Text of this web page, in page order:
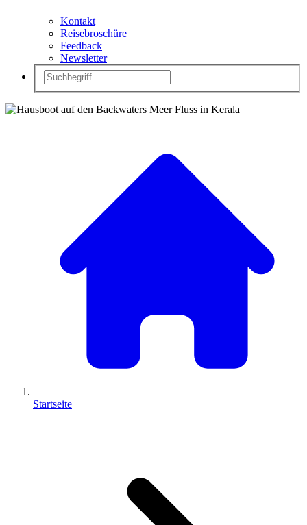
Kontakt
Reisebroschüre
Feedback
Newsletter
Startseite